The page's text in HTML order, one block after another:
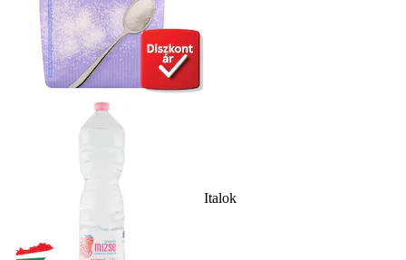
Italok